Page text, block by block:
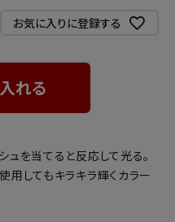
お気に入りに登録する
れる
ュを当てると反応して光る。
用してもキラキラ輝くカラー